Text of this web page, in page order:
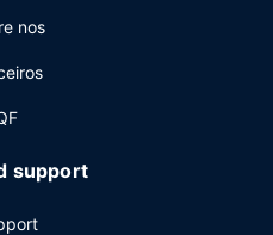
nos
support